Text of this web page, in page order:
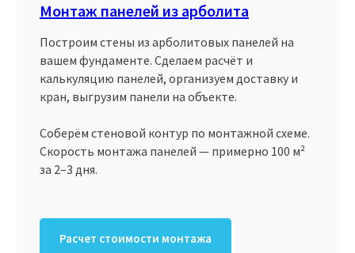
Монтаж панелей из арболита
Построим стены из арболитовых панелей на
вашем фундаменте. Сделаем расчёт и
калькуляцию панелей, организуем доставку и
кран, выгрузим панели на объекте.
Соберём стеновой контур по монтажной схеме.
Скорость монтажа панелей — примерно 100 м²
за 2–3 дня.
Расчет стоимости монтажа